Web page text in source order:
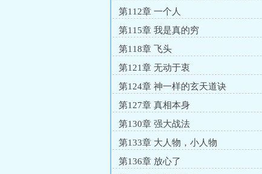
第112章 一个人
第115章 我是真的穷
第118章 飞头
第121章 无动于衷
第124章 神一样的玄天道诀
第127章 真相本身
第130章 强大战法
第133章 大人物，小人物
第136章 放心了